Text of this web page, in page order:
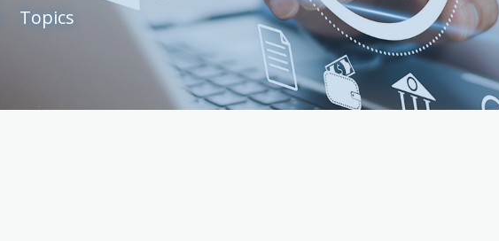
Topics